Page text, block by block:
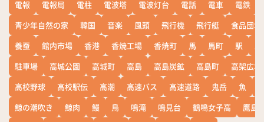
電報
電報局 電柱 電波塔 電波灯台 電話 電車 電鉄
青少年自然の家
韓国 音楽 風頭 飛行機 飛行艇
食品団地
養蚕
館内市場 香港 香焼工場 香焼町 馬 馬町 駅
駐車場
高城公園 高城町 高島 高島炭鉱 高島町
高架広場
高校野球
高校駅伝 高潮 高速バス 高速道路 鬼岳 魚
鯨の潮吹き
鯨肉 鰻 鳥 鳴滝 鳴見台 鶴鳴女子高
鷹島